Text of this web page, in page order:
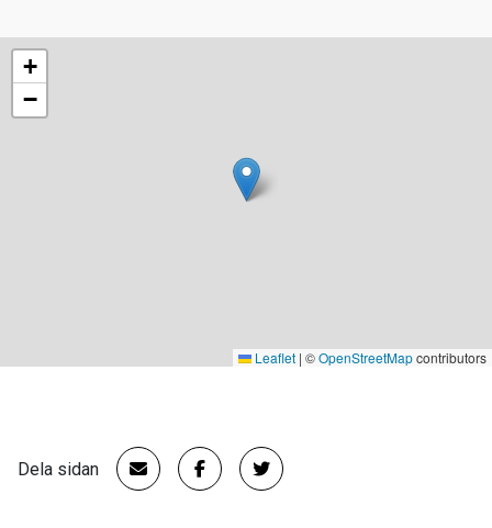
+
−
Leaflet | ©OpenStreetMapcontributors
Dela sidan